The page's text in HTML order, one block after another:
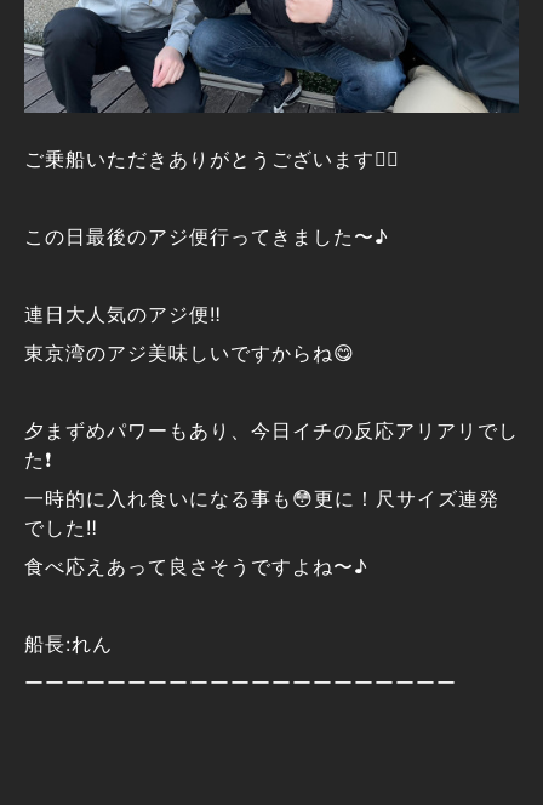
ご乗船いただきありがとうございます🙇‍♂️
この日最後のアジ便行ってきました〜♪
連日大人気のアジ便‼️
東京湾のアジ美味しいですからね😋
夕まずめパワーもあり、今日イチの反応アリアリでし
た❗️
一時的に入れ食いになる事も😳更に！尺サイズ連発
でした‼️
食べ応えあって良さそうですよね〜♪
船長:れん
ーーーーーーーーーーーーーーーーーーーーー